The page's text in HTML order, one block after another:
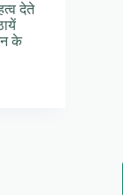
देते
के